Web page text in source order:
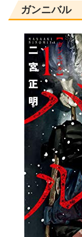
ガンニバル